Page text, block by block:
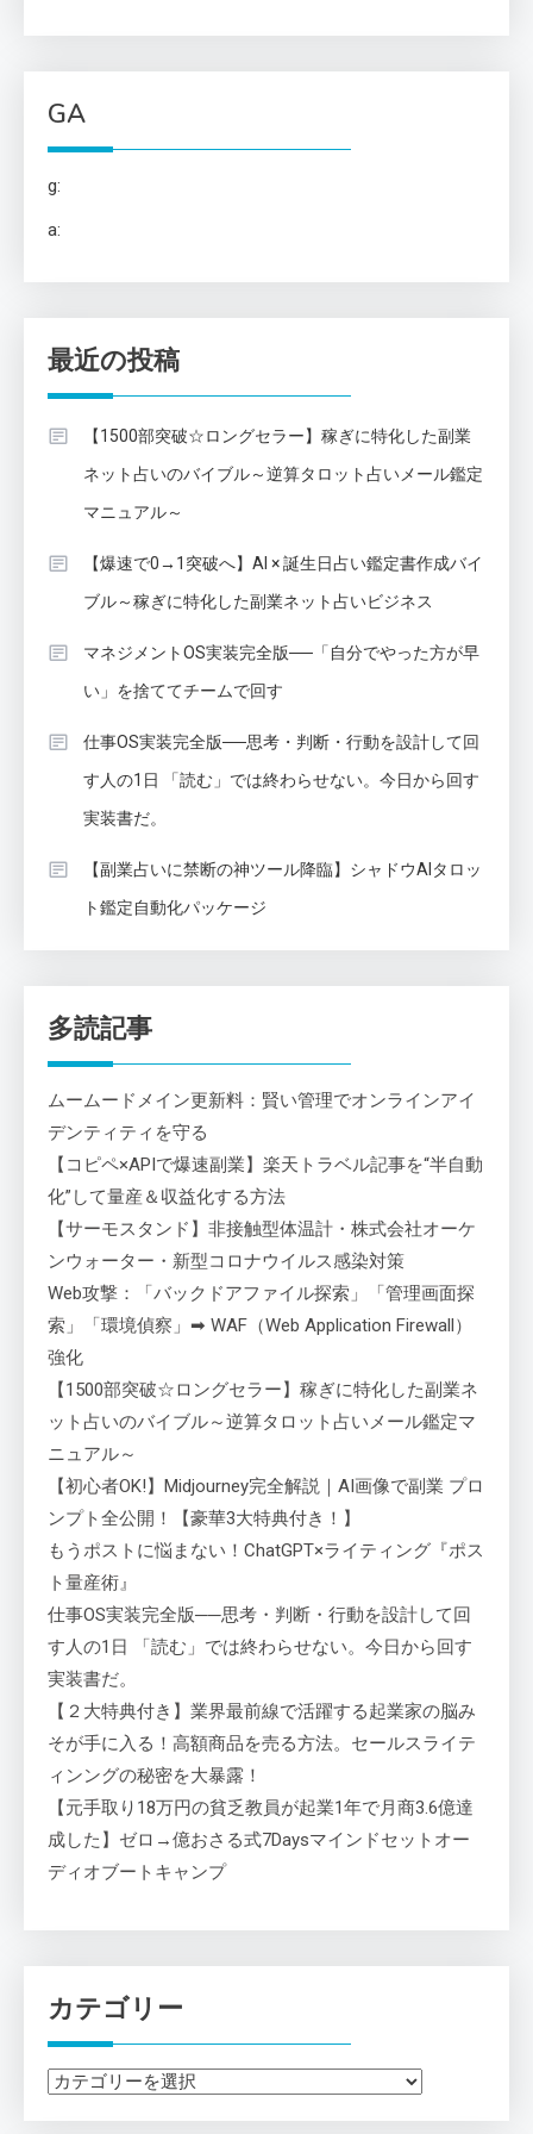
GA
g:
a:
最近の投稿
【1500部突破☆ロングセラー】稼ぎに特化した副業
ネット占いのバイブル～逆算タロット占いメール鑑定
マニュアル～
【爆速で0→1突破へ】AI × 誕生日占い鑑定書作成バイ
ブル～稼ぎに特化した副業ネット占いビジネス
マネジメントOS実装完全版──「自分でやった方が早
い」を捨ててチームで回す
仕事OS実装完全版──思考・判断・行動を設計して回
す人の1日 「読む」では終わらせない。今日から回す
実装書だ。
【副業占いに禁断の神ツール降臨】シャドウAIタロッ
ト鑑定自動化パッケージ
多読記事
ムームードメイン更新料：賢い管理でオンラインアイ
デンティティを守る
【コピペ×APIで爆速副業】楽天トラベル記事を“半自動
化”して量産＆収益化する方法
【サーモスタンド】非接触型体温計・株式会社オーケ
ンウォーター・新型コロナウイルス感染対策
Web攻撃：「バックドアファイル探索」「管理画面探
索」「環境偵察」➡ WAF（Web Application Firewall）
強化
【1500部突破☆ロングセラー】稼ぎに特化した副業ネ
ット占いのバイブル～逆算タロット占いメール鑑定マ
ニュアル～
【初心者OK!】Midjourney完全解説｜AI画像で副業 プロ
ンプト全公開！【豪華3大特典付き！】
もうポストに悩まない！ChatGPT×ライティング『ポス
ト量産術』
仕事OS実装完全版──思考・判断・行動を設計して回
す人の1日 「読む」では終わらせない。今日から回す
実装書だ。
【２大特典付き】業界最前線で活躍する起業家の脳み
そが手に入る！高額商品を売る方法。セールスライテ
ィンングの秘密を大暴露！
【元手取り18万円の貧乏教員が起業1年で月商3.6億達
成した】ゼロ→億おさる式7Daysマインドセットオー
ディオブートキャンプ
カテゴリー
カ